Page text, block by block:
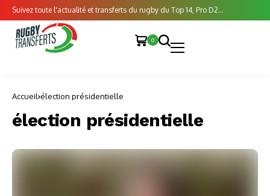
Suivez toute l'actualité et transferts du rugby du Top 14, Pro D2...
0
Accueil élection présidentielle
élection présidentielle